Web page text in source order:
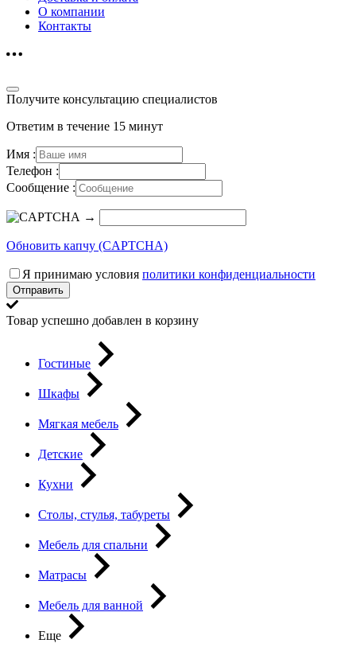
О компании
Контакты
Получите консультацию специалистов
Ответим в течение 15 минут
Имя :
Телефон :
Сообщение :
→
Обновить капчу (CAPTCHA)
Я принимаю условия политики конфиденциальности
Отправить
Товар успешно добавлен в корзину
Гостиные
Шкафы
Мягкая мебель
Детские
Кухни
Столы, стулья, табуреты
Мебель для спальни
Матрасы
Мебель для ванной
Еще